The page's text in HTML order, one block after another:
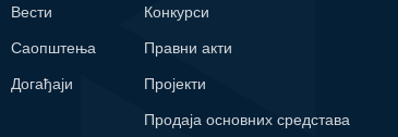
Вести
Саопштења
Догађаји
Конкурси
Правни акти
Пројекти
Продаја основних средстава